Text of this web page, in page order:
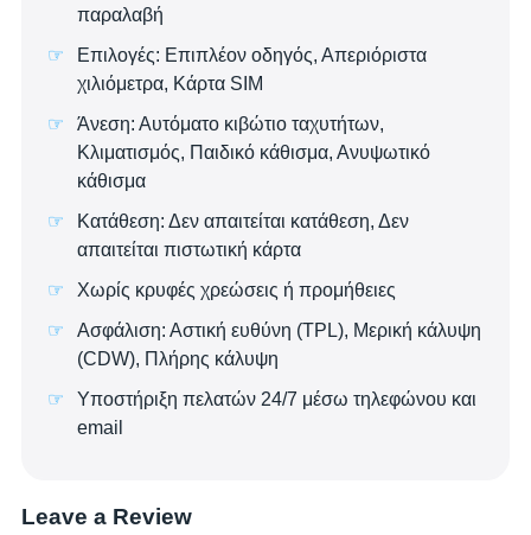
παραλαβή
Επιλογές: Επιπλέον οδηγός, Απεριόριστα
χιλιόμετρα, Κάρτα SIM
Άνεση: Αυτόματο κιβώτιο ταχυτήτων,
Κλιματισμός, Παιδικό κάθισμα, Ανυψωτικό
κάθισμα
Κατάθεση: Δεν απαιτείται κατάθεση, Δεν
απαιτείται πιστωτική κάρτα
Χωρίς κρυφές χρεώσεις ή προμήθειες
Ασφάλιση: Αστική ευθύνη (TPL), Μερική κάλυψη
(CDW), Πλήρης κάλυψη
Υποστήριξη πελατών 24/7 μέσω τηλεφώνου και
email
Leave a Review